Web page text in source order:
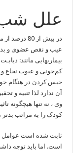
علل شب
در بیش از
بیماریهایی مانند:
کم‌خونی و عیوب نخاع
خیس کردن در هنگام
آن ندارد لذا تنبیه و
وی ، نه تنها هیچگونه
کودک را به مراتب بدتر
ثابت شده است عوامل
است. اما باید توجه